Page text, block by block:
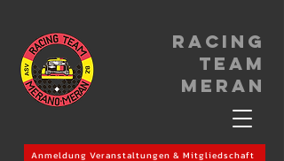
Racing
Team
meran
Anmeldung Veranstaltungen & Mitgliedschaft